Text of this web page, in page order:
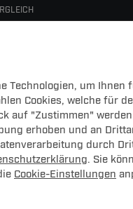
Technologien, um Ihnen
Cookies, welche für
auf "Zustimmen"
erhoben und an
durch
. Sie
Cookie-Einstellungen